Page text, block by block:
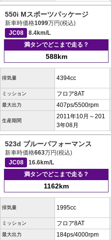
550i Mスポーツパッケージ
新車時価格1099万円(税込)
JC08
8.4km/L
満タンでどこまで走る？
588km
排気量 4394cc
ミッション フロア8AT
最大出力 407ps/5500rpm
生産期間
2011年10月～201
3年08月
523d ブルーパフォーマンス
新車時価格663万円(税込)
JC08
16.6km/L
満タンでどこまで走る？
1162km
排気量 1995cc
ミッション フロア8AT
最大出力 184ps/4000rpm